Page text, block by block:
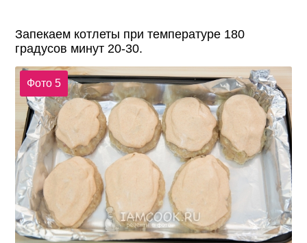
Запекаем котлеты при температуре 180
градусов минут 20-30.
Фото 5